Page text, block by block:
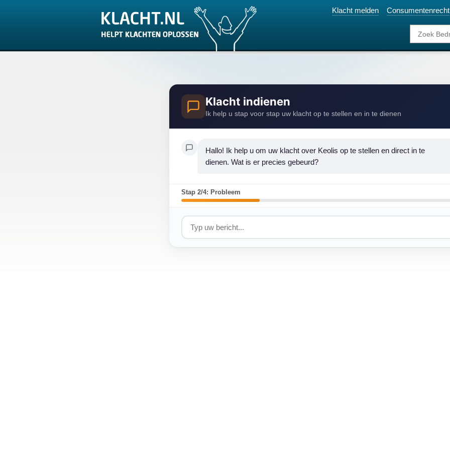
Klacht melden Consumentenrecht
Klacht indienen
Ik help u stap voor stap uw klacht op te stellen en in te dienen
Hallo! Ik help u om uw klacht over Keolis op te stellen en direct in te
dienen. Wat is er precies gebeurd?
Stap 2/4: Probleem